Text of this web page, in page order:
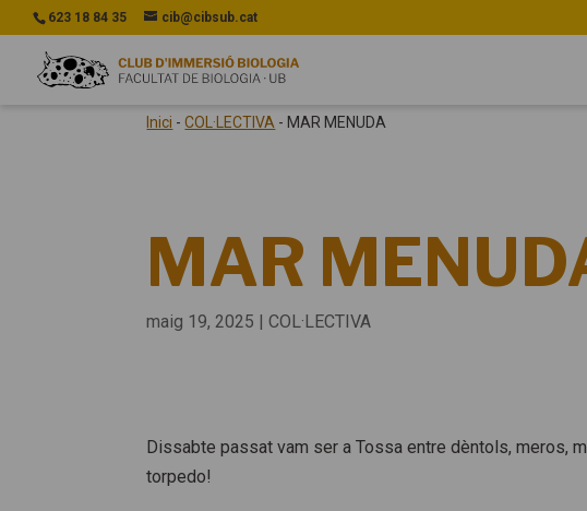
623 18 84 35 cib@cibsub.cat
Inici -COL·LECTIVA - MAR MENUDA
MAR
maig 19, 2025 |COL·LECTIVA
Dissabte passat vam ser a Tossa entre dèntols, meros,
torpedo!